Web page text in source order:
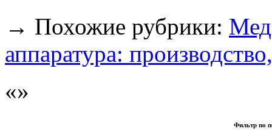
→ Похожие рубрики:
аппаратура:
Фильтр по